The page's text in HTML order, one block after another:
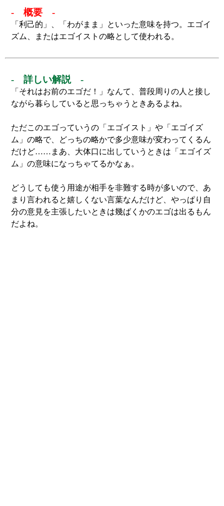
- 概要 -
「利己的」、「わがまま」といった意味を持つ。エゴイ
ズム、またはエゴイストの略として使われる。
- 詳しい解説 -
「それはお前のエゴだ！」なんて、普段周りの人と接し
ながら暮らしていると思っちゃうときあるよね。
ただこのエゴっていうの「エゴイスト」や「エゴイズ
ム」の略で、どっちの略かで多少意味が変わってくるん
だけど……まあ、大体口に出していうときは「エゴイズ
ム」の意味になっちゃてるかなぁ。
どうしても使う用途が相手を非難する時が多いので、あ
まり言われると嬉しくない言葉なんだけど、やっぱり自
分の意見を主張したいときは幾ばくかのエゴは出るもん
だよね。